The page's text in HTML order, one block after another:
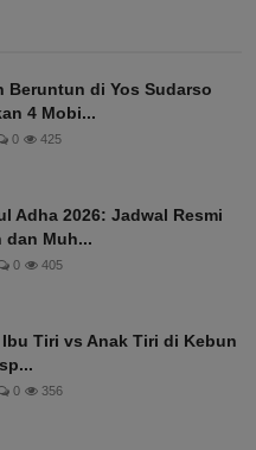
Beruntun di Yos Sudarso
4 Mobi...
0 425
Adha 2026: Jadwal Resmi
dan Muh...
0 405
Tiri vs Anak Tiri di Kebun
0 356